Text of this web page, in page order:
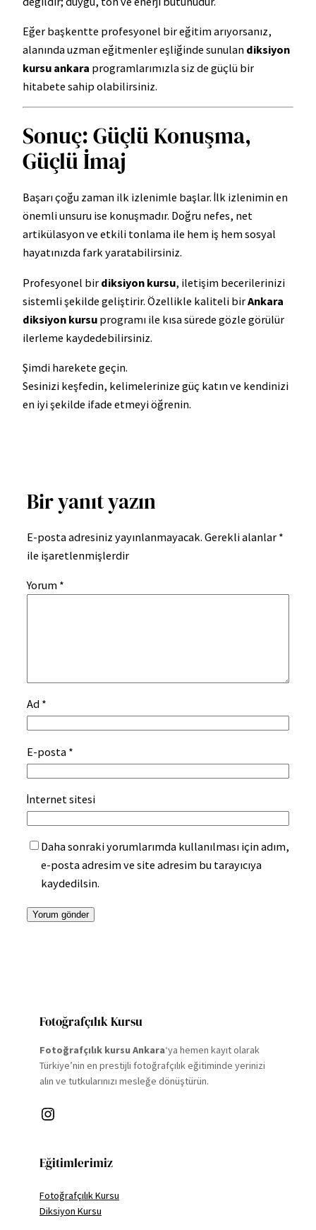
Eğer başkentte profesyonel bir eğitim arıyorsanız,
alanında uzman eğitmenler eşliğinde sunulan diksiyon
kursu ankara programlarımızla siz de güçlü bir
hitabete sahip olabilirsiniz.
Sonuç: Güçlü Konuşma,
Güçlü İmaj
Başarı çoğu zaman ilk izlenimle başlar. İlk izlenimin en
önemli unsuru ise konuşmadır. Doğru nefes, net
artikülasyon ve etkili tonlama ile hem iş hem sosyal
hayatınızda fark yaratabilirsiniz.
Profesyonel bir diksiyon kursu, iletişim becerilerinizi
sistemli şekilde geliştirir. Özellikle kaliteli birAnkara
diksiyon kursu programı ile kısa sürede gözle görülür
ilerleme kaydedebilirsiniz.
Şimdi harekete geçin.
Sesinizi keşfedin, kelimelerinize güç katın ve kendinizi
en iyi şekilde ifade etmeyi öğrenin.
Bir yanıt yazın
E-posta adresiniz yayınlanmayacak. Gerekli alanlar *
ile işaretlenmişlerdir
Yorum *
Ad *
E-posta *
İnternet sitesi
Daha sonraki yorumlarımda kullanılması için adım,
e-posta adresim ve site adresim bu tarayıcıya
kaydedilsin.
Fotoğrafçılık Kursu
Fotoğrafçılık kursu Ankara‘ya hemen kayıt olarak
Türkiye’nin en prestijli fotoğrafçılık eğitiminde yerinizi
alın ve tutkularınızı mesleğe dönüştürün.
Instagram
Eğitimlerimiz
Fotoğrafçılık Kursu
Diksiyon Kursu